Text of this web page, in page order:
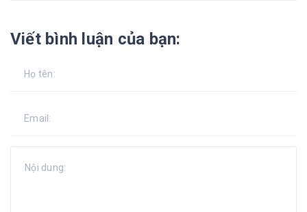
Viết bình luận của bạn: